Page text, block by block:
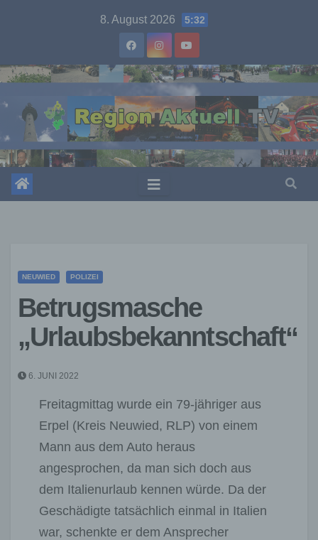
8. August 2026 5:32
NEUWIED POLIZEI
Betrugsmasche
„Urlaubsbekanntschaft“
6. JUNI 2022
Freitagmittag wurde ein 79-jähriger aus
Erpel (Kreis Neuwied, RLP) von einem
Mann aus dem Auto heraus
angesprochen, da man sich doch aus
dem Italienurlaub kennen würde. Da der
Geschädigte tatsächlich einmal in Italien
war, schenkte er dem Ansprecher